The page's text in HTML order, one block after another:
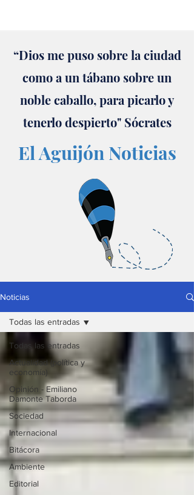
“Dios me puso sobre la ciudad
como a un tábano sobre un
noble caballo, para picarlo y
tenerlo despierto" Sócrates
El Aguijón Noticias
Noticias
Todas las entradas
Actualidad (política y
economía)
Opinión - Emiliano
Damonte Taborda
Sociedad
Internacional
Bitácora
Ambiente
Editorial
Todas las entradas